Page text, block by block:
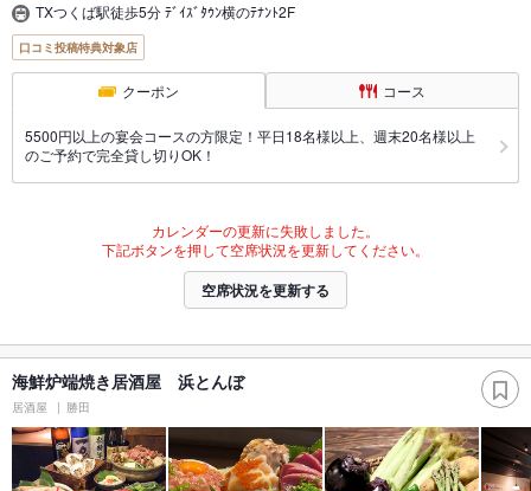
TXつくば駅徒歩5分 ﾃﾞｲｽﾞﾀｳﾝ横のﾃﾅﾝﾄ2F
口コミ投稿特典対象店
クーポン コース
5500円以上の宴会コースの方限定！平日18名様以上、週末20名様以上
のご予約で完全貸し切りOK！
カレンダーの更新に失敗しました。
下記ボタンを押して空席状況を更新してください。
空席状況を更新する
海鮮炉端焼き居酒屋 浜とんぼ
居酒屋 勝田